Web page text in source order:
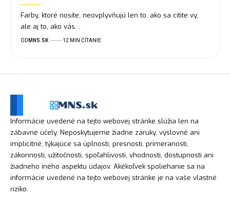
Farby, ktoré nosíte, neovplyvňujú len to, ako sa cítite vy,
ale aj to, ako vás…
OD MNS.SK 12 MIN ČÍTANIE
Informácie uvedené na tejto webovej stránke slúžia len na
zábavné účely. Neposkytujeme žiadne záruky, výslovné ani
implicitné, týkajúce sa úplnosti, presnosti, primeranosti,
zákonnosti, užitočnosti, spoľahlivosti, vhodnosti, dostupnosti ani
žiadneho iného aspektu údajov. Akékoľvek spoliehanie sa na
informácie uvedené na tejto webovej stránke je na vaše vlastné
riziko.